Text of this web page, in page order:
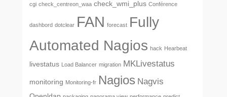
cgi check_centreon_waa check_wmi_plus Conférence
dashbord dotclear FAN forecast Fully
Automated Nagios hack Hearbeat
livestatus Load Balancer migration MKLivestatus
monitoring Monitoring-fr Nagios Nagvis